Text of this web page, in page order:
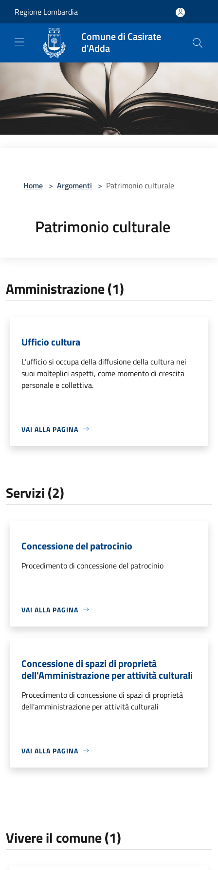
Regione Lombardia
Comune di Casirate
d'Adda
Home > Argomenti > Patrimonio culturale
Patrimonio culturale
Amministrazione (1)
Ufficio cultura
L’ufficio si occupa della diffusione della cultura nei
suoi molteplici aspetti, come momento di crescita
personale e collettiva.
VAI ALLA PAGINA
Servizi (2)
Concessione del patrocinio
Procedimento di concessione del patrocinio
VAI ALLA PAGINA
Concessione di spazi di proprietà
dell'Amministrazione per attività culturali
Procedimento di concessione di spazi di proprietà
dell'amministrazione per attività culturali
VAI ALLA PAGINA
Vivere il comune (1)